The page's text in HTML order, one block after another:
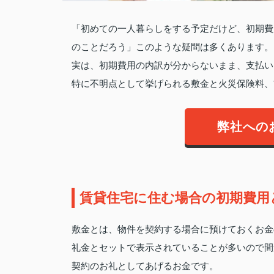
「初めての一人暮らしをする予定だけど、初期
のことだろう」このような疑問は多くあります。
実は、初期費用の内訳が分からないまま、支払
特に不明点として挙げられる敷金と火災保険料
弊社への
賃貸住宅に住む場合の初期費
敷金とは、物件を契約する場合に預けておくお
礼金とセットで表示されていることが多いので
契約のお礼としてあげるお金です。